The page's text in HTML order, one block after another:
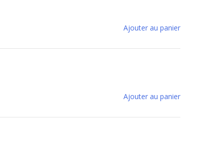
Ajouter au panier
Ajouter au panier